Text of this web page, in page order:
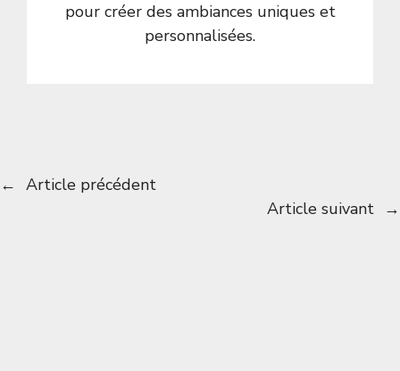
pour créer des ambiances uniques et
personnalisées.
← Article précédent
Article suivant →